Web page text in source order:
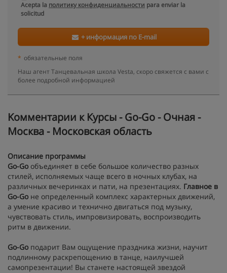
Acepta la политику конфиденциальности para enviar la
solicitud
+ информация по E-mail
* обязательные поля
Наш агент Танцевальная школа Vesta, скоро свяжется с вами с
более подробной информацией
Kомментарии к Курсы - Go-Go - Очная -
Москва - Московская область
Описание программы
Go-Go объединяет в себе большое количество разных
стилей, исполняемых чаще всего в ночных клубах, на
различных вечеринках и пати, на презентациях. Главное в
Go-Go не определенный комплекс характерных движений,
а умение красиво и технично двигаться под музыку,
чувствовать стиль, импровизировать, воспроизводить
ритм в движении.
Go-Go подарит Вам ощущение праздника жизни, научит
подлинному раскрепощению в танце, наилучшей
самопрезентации! Вы станете настоящей звездой